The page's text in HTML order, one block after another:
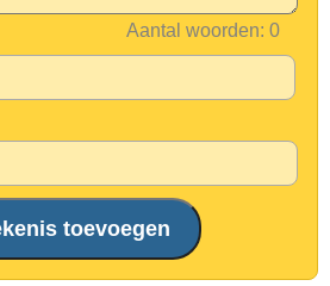
Aantal woorden: